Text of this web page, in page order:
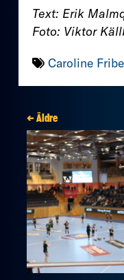
Text: Erik
Foto: Viktor
Caroline
← Äldre